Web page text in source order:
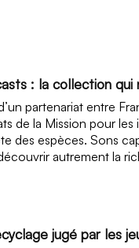
: la collection
partenariat entre
de la Mission pour
des espèces. Sons
autrement la
jugé par les